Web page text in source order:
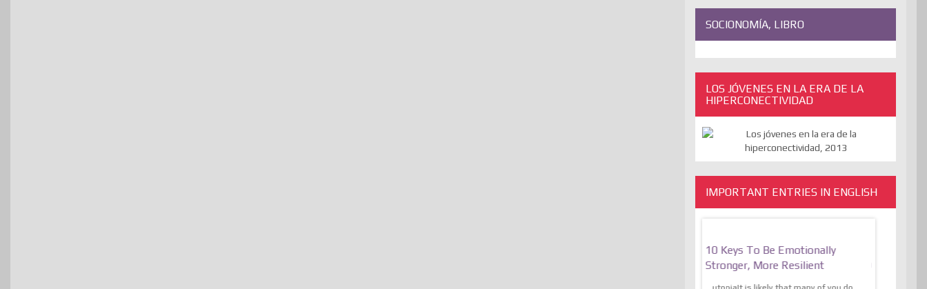
SOCIONOMÍA, LIBRO
LOS JÓVENES EN LA ERA DE LA
HIPERCONECTIVIDAD
IMPORTANT ENTRIES IN ENGLISH
10 Keys To Be Emotionally
Stronger, More Resilient